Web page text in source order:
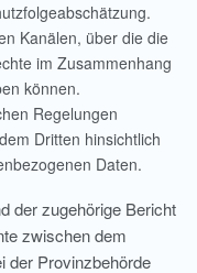
Kanälen, über die die
im Zusammenhang
können.
Regelungen
Dritten hinsichtlich
Daten.
der zugehörige Bericht
zwischen dem
der Provinzbehörde